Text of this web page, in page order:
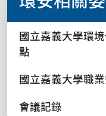
國立嘉義大學環
點
國立嘉義大學職
會議記錄